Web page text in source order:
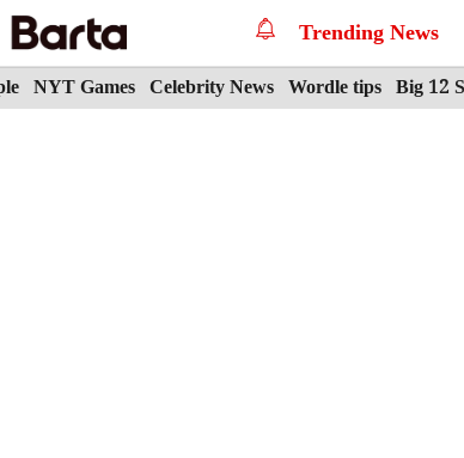
Trending News
NYT Games Celebrity News Wordle tips Big 12